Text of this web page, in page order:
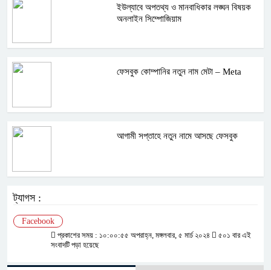
ইউল্যাবে অপতথ্য ও মানবাধিকার লঙ্ঘন বিষয়ক
অনলাইন সিম্পোজিয়াম
ফেসবুক কোম্পানির নতুন নাম মেটা – Meta
আগামী সপ্তাহে নতুন নামে আসছে ফেসবুক
ট্যাগস :
Facebook
প্রকাশের সময় : ১০:০০:৫৫ অপরাহ্ন, মঙ্গলবার, ৫ মার্চ ২০২৪
৫০১ বার এই
সংবাদটি পড়া হয়েছে